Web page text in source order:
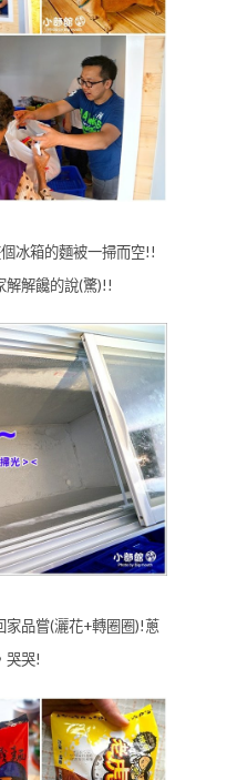
冰箱的麵被一掃而空!!
解解饞的說(驚)!!
品嘗(灑花+轉圈圈)!蔥
哭哭!